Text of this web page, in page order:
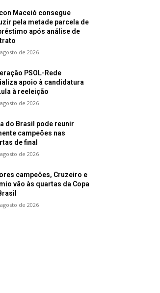
Maceió consegue
pela metade parcela de
após análise de
de 2026
PSOL-Rede
apoio à candidatura
à reeleição
de 2026
do Brasil pode reunir
campeões nas
de final
de 2026
campeões, Cruzeiro e
vão às quartas da Copa
de 2026